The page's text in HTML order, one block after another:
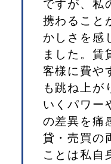
ですが、私
携わること
かしさを感
ました。賃
客様に費や
も跳ね上が
いくパワー
の差異を痛
貸・売買の
ことは私自